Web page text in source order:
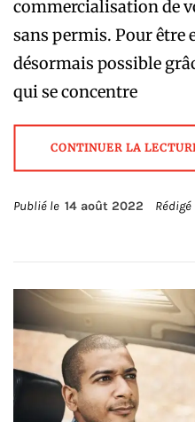
commercialisation de
sans permis. Pour être
désormais possible
qui se concentre
CONTINUER LA
Publié le 14 août 2022